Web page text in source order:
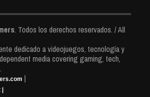
. Todos los derechos reservados. / All
dedicado a videojuegos, tecnología y
media covering gaming, tech,
|